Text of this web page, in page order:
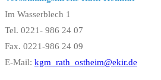
Im Wasserblech 1
Tel. 0221- 986 24 07
Fax. 0221-986 24 09
E-Mail: kgm_rath_ostheim@ekir.de